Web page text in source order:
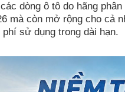
dòng ô tô do hãng
mà còn mở rộng cho cả
sử dụng trong dài hạn.